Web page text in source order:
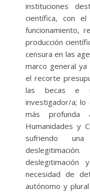
instituciones
científica, con
funcionamiento,
producción
censura en las
marco general
el recorte
las becas e
investigador/a; lo
más
Humanidades y
sufriendo
deslegitimación
necesidad de
autónomo y